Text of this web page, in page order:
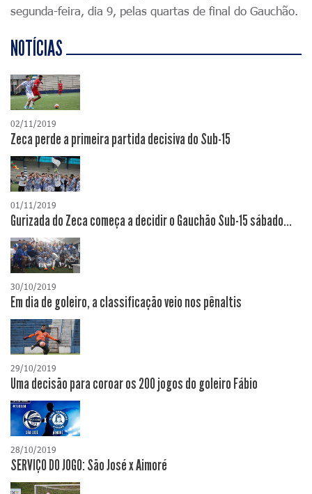
segunda-feira, dia 9, pelas quartas de final do Gauchão.
NOTÍCIAS
02/11/2019
Zeca perde a primeira partida decisiva do Sub-15
01/11/2019
Gurizada do Zeca começa a decidir o Gauchão Sub-15 sábado...
30/10/2019
Em dia de goleiro, a classificação veio nos pênaltis
29/10/2019
Uma decisão para coroar os 200 jogos do goleiro Fábio
28/10/2019
SERVIÇO DO JOGO: São José x Aimoré